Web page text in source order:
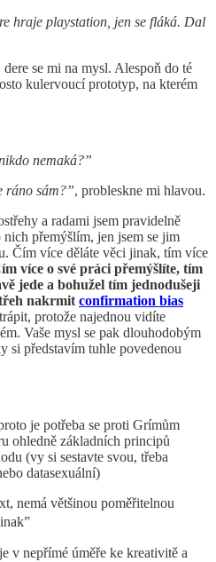
hraje playstation, jen se fláká. Dal
se mi na mysl. Alespoň do té
kulervoucí prototyp, na kterém
nemaká?”
ráno sám?”, probleskne mi hlavou.
a radami jsem pravidelně
přemýšlím, jen jsem se jim
Čím více děláte věci jinak, tím více
více o své práci přemýšlíte, tím
jede a bohužel tím jednodušeji
nakrmit confirmation bias
protože najednou vidíte
Vaše mysl se pak dlouhodobým
si představím tuhle povedenou
je potřeba se proti Grímům
ohledně základních principů
(vy si sestavte svou, třeba
datasexuální)
nemá většinou poměřitelnou
v nepřímé úměře ke kreativitě a